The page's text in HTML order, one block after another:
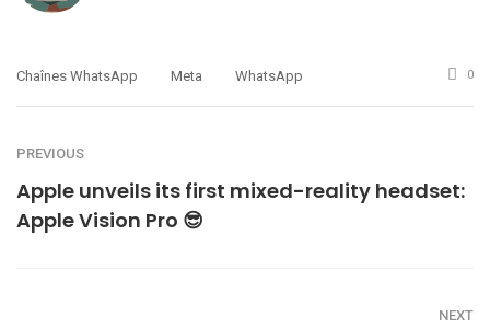
Chaînes WhatsApp Meta WhatsApp 0
PREVIOUS
Apple unveils its first mixed-reality headset:
Apple Vision Pro 😎
NEXT